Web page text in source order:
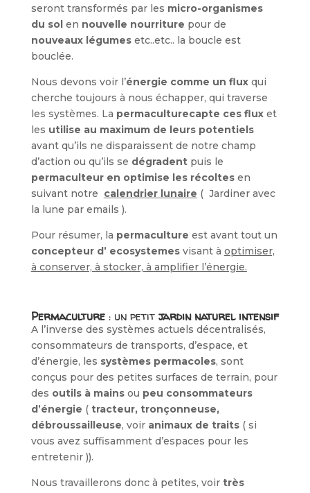
seront transformés par les micro-organismes
du solen nouvelle nourriture pour de
nouveaux légumesetc..etc.. la boucle est
bouclée.
Nous devons voir l’énergie comme un fluxqui
cherche toujours à nous échapper, qui traverse
les systèmes. La permaculturecapte ces fluxet
les utilise au maximum de leurs potentiels
avant qu’ils ne disparaissent de notre champ
d’action ou qu’ils se dégradentpuis le
permaculteur en optimise les récoltesen
suivant notre calendrier lunaire ( Jardiner avec
la lune par emails ).
Pour résumer, la permaculture est avant tout un
concepteur d’ ecosystemesvisant à optimiser,
à conserver, à stocker, à amplifier l’énergie.
Permaculture: un petit jardin naturel intensif
A l’inverse des systèmes actuels décentralisés,
consommateurs de transports, d’espace, et
d’énergie, les systèmes permacoles, sont
conçus pour des petites surfaces de terrain, pour
des outils à mainsou peu consommateurs
d’énergie ( tracteur, tronçonneuse,
débroussailleuse, voir animaux de traits( si
vous avez suffisamment d’espaces pour les
entretenir )).
Nous travaillerons donc à petites, voirtrès